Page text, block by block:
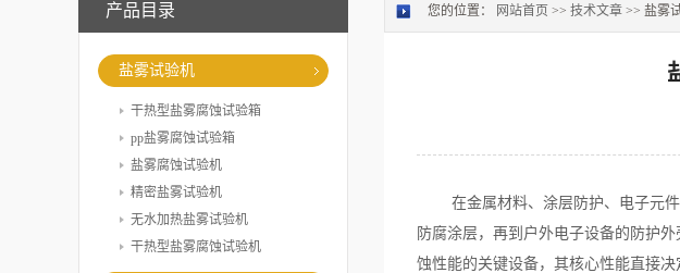
产品目录
盐雾试验机
干热型盐雾腐蚀试验箱
pp盐雾腐蚀试验箱
盐雾腐蚀试验机
精密盐雾试验机
无水加热盐雾试验机
干热型盐雾腐蚀试验机
您的位置： 网站首页 >> 技术文章 >> 盐雾
在金属材料、涂层防护、电子元件
防腐涂层，再到户外电子设备的防护
蚀性能的关键设备，其核心性能直接